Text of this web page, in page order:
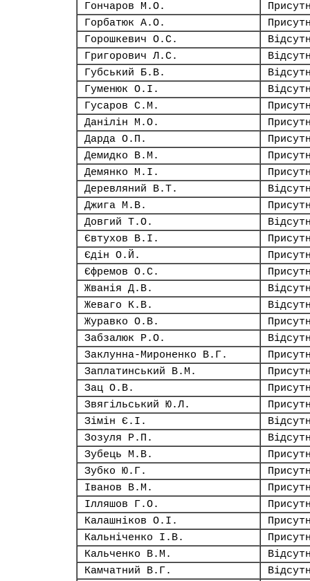
Гончаров М.О.
Горбатюк А.О.
Горошкевич О.С.
Григорович Л.С.
Губський Б.В.
Гуменюк О.І.
Гусаров С.М.
Данілін М.О.
Дарда О.П.
Демидко В.М.
Демянко М.І.
Деревляний В.Т.
Джига М.В.
Довгий Т.О.
Євтухов В.І.
Єдін О.Й.
Єфремов О.С.
Жванія Д.В.
Жеваго К.В.
Журавко О.В.
Забзалюк Р.О.
Заклунна-Мироненко В.Г.
Заплатинський В.М.
Зац О.В.
Звягільський Ю.Л.
Зімін Є.І.
Зозуля Р.П.
Зубець М.В.
Зубко Ю.Г.
Іванов В.М.
Ілляшов Г.О.
Калашніков О.І.
Кальніченко І.В.
Кальченко В.М.
Камчатний В.Г.